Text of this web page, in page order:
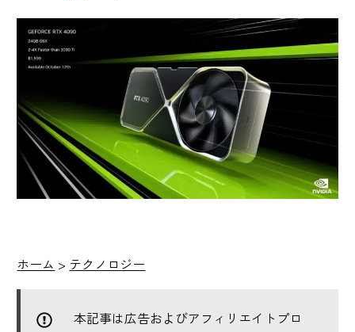
ホーム > テクノロジー
本記事は広告およびアフィリエイトプロ